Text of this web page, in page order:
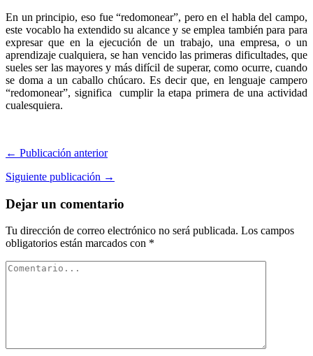
En un principio, eso fue “redomonear”, pero en el habla del campo,
este vocablo ha extendido su alcance y se emplea también para para
expresar que en la ejecución de un trabajo, una empresa, o un
aprendizaje cualquiera, se han vencido las primeras dificultades, que
sueles ser las mayores y más difícil de superar, como ocurre, cuando
se doma a un caballo chúcaro. Es decir que, en lenguaje campero
“redomonear”, significa cumplir la etapa primera de una actividad
cualesquiera.
← Publicación anterior
Siguiente publicación →
Dejar un comentario
Tu dirección de correo electrónico no será publicada. Los campos
obligatorios están marcados con *